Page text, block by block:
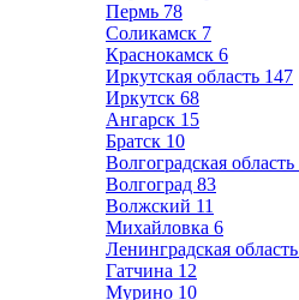
Пермь 78
Соликамск 7
Краснокамск 6
Иркутская область 147
Иркутск 68
Ангарск 15
Братск 10
Волгоградская область
Волгоград 83
Волжский 11
Михайловка 6
Ленинградская область
Гатчина 12
Мурино 10